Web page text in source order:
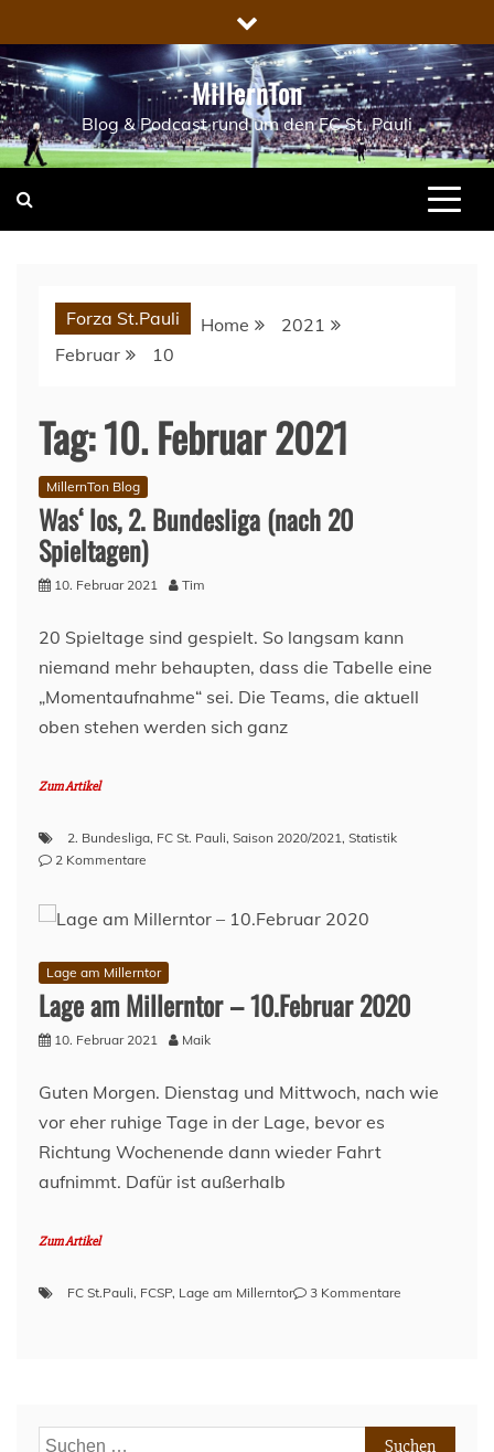
to
content
MillernTon
Blog & Podcast rund um den FC St. Pauli
Forza St.Pauli Home
2021
Februar
10
Tag:10. Februar 2021
MillernTon Blog
Was‘ los, 2. Bundesliga (nach 20
Spieltagen)
10. Februar 2021 Tim
20 Spieltage sind gespielt. So langsam kann
niemand mehr behaupten, dass die Tabelle eine
„Momentaufnahme“ sei. Die Teams, die aktuell
oben stehen werden sich ganz
Zum Artikel
2. Bundesliga, FC St. Pauli, Saison 2020/2021, Statistik
2 Kommentare
2.
(nach
20
Spieltagen)
Lage am Millerntor
Lage am Millerntor – 10.Februar 2020
10. Februar 2021 Maik
Guten Morgen. Dienstag und Mittwoch, nach wie
vor eher ruhige Tage in der Lage, bevor es
Richtung Wochenende dann wieder Fahrt
aufnimmt. Dafür ist außerhalb
Zum Artikel
FC St.Pauli, FCSP, Lage am Millerntor 3 Kommentare
2020
Suchen